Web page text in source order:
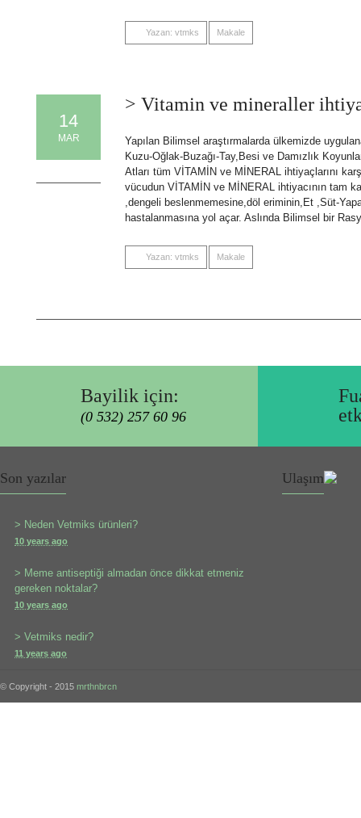
Yazan: vtmks Makale
14
MAR
> Vitamin ve mineraller
Yapılan Bilimsel araştırmalarda ülkemizde
Kuzu-Oğlak-Buzağı-Tay,Besi ve Damızlık
Atları tüm VİTAMİN ve MİNERAL ihtiyaçlarını
vücudun VİTAMİN ve MİNERAL ihtiyacının tam
,dengeli beslenmemesine,döl eriminin,Et ,Süt-
hastalanmasına yol açar. Aslında Bilimsel bir
Yazan: vtmks Makale
Bayilik için:
(0 532) 257 60 96
Son yazılar
> Neden Vetmiks ürünleri?
10 years ago
> Meme antiseptiği almadan önce dikkat etmeniz
gereken noktalar?
10 years ago
> Vetmiks nedir?
11 years ago
Ulaşım
© Copyright - 2015 mrthnbrcn